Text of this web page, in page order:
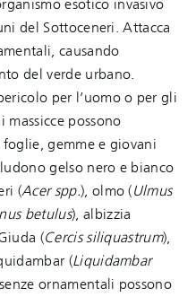
esotico invasivo
del Sottoceneri. Attacca
causando
del verde urbano.
per l’uomo o per gli
possono
gemme e giovani
gelso nero e bianco
(Acer spp.), olmo (Ulmus
betulus), albizzia
(Cercis siliquastrum),
(Liquidambar
ornamentali possono